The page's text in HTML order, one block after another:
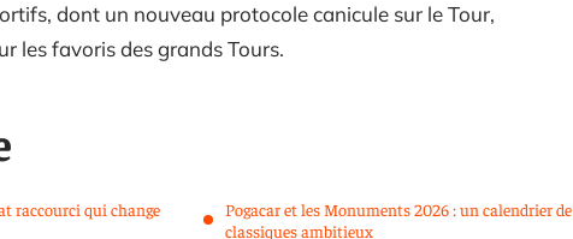
dont un nouveau protocole canicule sur le Tour,
les favoris des grands Tours.
raccourci qui change
Pogacar et les Monuments 2026 : un calendrier de
classiques ambitieux